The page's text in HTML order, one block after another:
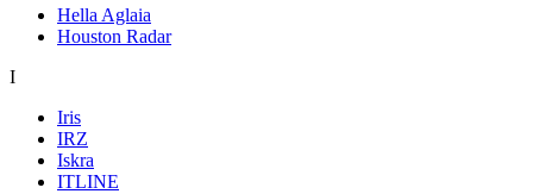
Hella Aglaia
Houston Radar
I
Iris
IRZ
Iskra
ITLINE